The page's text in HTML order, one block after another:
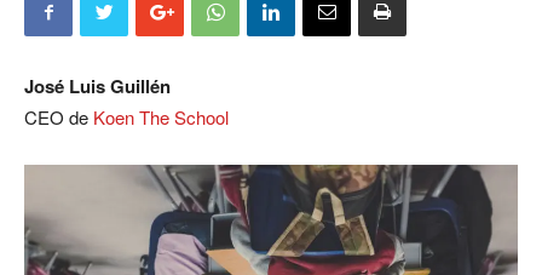
José Luis Guillén
CEO de Koen The School